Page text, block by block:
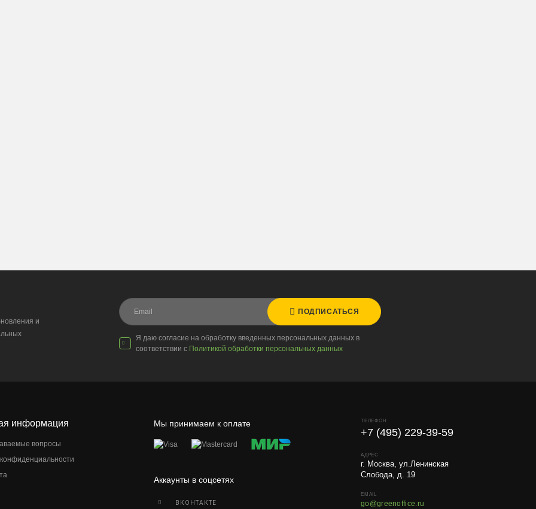
и
ПОДПИСАТЬСЯ
Я даю согласие на обработку введенных персональных данных в
соответствии с Политикой обработки персональных данных
информация
вопросы
Мы принимаем к оплате
Аккаунты в соцсетях
ВКОНТАКТЕ
ТЕЛЕФОН
+7 (495) 229-39-59
АДРЕС
г. Москва, ул.Ленинская
Слобода, д. 19
EMAIL
go@greenoffice.ru